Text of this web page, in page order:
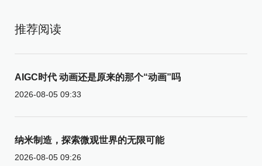
推荐阅读
AIGC时代 动画还是原来的那个“动画”吗
2026-08-05 09:33
纳米制造，探索微观世界的无限可能
2026-08-05 09:26